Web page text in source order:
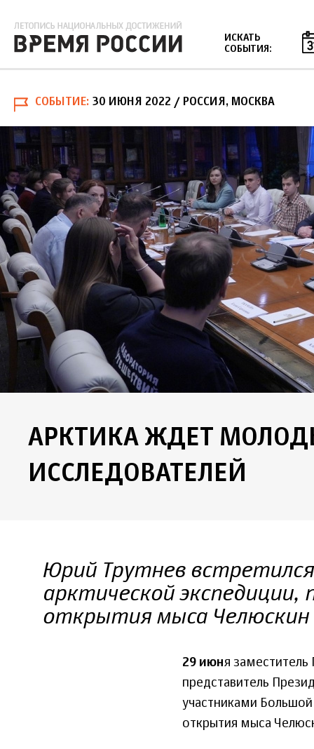
ИСКАТЬ
СОБЫТИЯ:
СОБЫТИЕ 30 ИЮНЯ 2022 / РОССИЯ, МОСКВА
АРКТИКА ЖДЕТ
ИССЛЕДОВАТЕЛЕЙ
Юрий Трутнев
арктической
открытия мыса Челюскин
29 июня
представитель
участниками
открытия мыса